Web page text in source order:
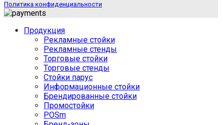
Политика конфиденциальности
Продукция
Рекламные стойки
Рекламные стенды
Торговые стойки
Торговые стенды
Стойки парус
Информационные стойки
Брендированные стойки
Промостойки
POSm